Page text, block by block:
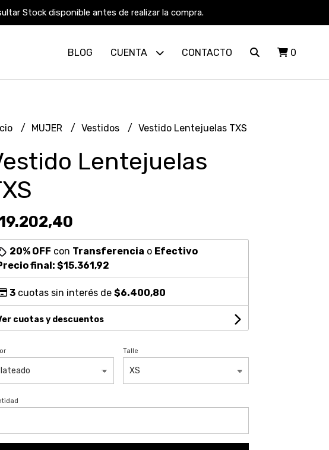
Stock disponible antes de realizar la compra.
BLOG CUENTA CONTACTO 0
MUJER Vestidos Vestido Lentejuelas TXS
Lentejuelas
20% OFF con Transferencia o Efectivo
final: $15.361,92
3cuotas sin interés de $6.400,80
cuotas y descuentos
Talle